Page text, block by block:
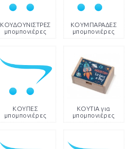
ΚΟΥΔΟΥΝΙΣΤΡΕΣ
μπομπονιέρες
ΚΟΥΜΠΑΡΑΔΕΣ
μπομπονιέρες
ΚΟΥΠΕΣ
μπομπονιέρες
ΚΟΥΤΙΑ για
μπομπονιέρες